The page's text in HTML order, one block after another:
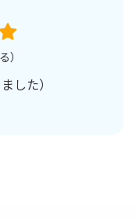
）
した）